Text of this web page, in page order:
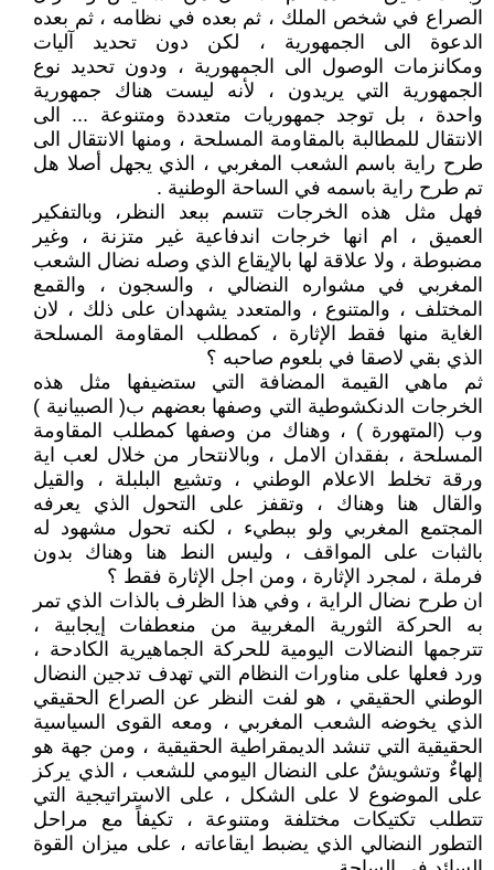
الصراع في شخص الملك ، ثم بعده في نظامه ، ثم بعده
الدعوة الى الجمهورية ، لكن دون تحديد آليات
ومكانزمات الوصول الى الجمهورية ، ودون تحديد نوع
الجمهورية التي يريدون ، لأنه ليست هناك جمهورية
واحدة ، بل توجد جمهوريات متعددة ومتنوعة ... الى
الانتقال للمطالبة بالمقاومة المسلحة ، ومنها الانتقال الى
طرح راية باسم الشعب المغربي ، الذي يجهل أصلا هل
تم طرح راية باسمه في الساحة الوطنية .
فهل مثل هذه الخرجات تتسم ببعد النظر، وبالتفكير
العميق ، ام انها خرجات اندفاعية غير متزنة ، وغير
مضبوطة ، ولا علاقة لها بالإيقاع الذي وصله نضال الشعب
المغربي في مشواره النضالي ، والسجون ، والقمع
المختلف ، والمتنوع ، والمتعدد يشهدان على ذلك ، لان
الغاية منها فقط الإثارة ، كمطلب المقاومة المسلحة
الذي بقي لاصقا في بلعوم صاحبه ؟
ثم ماهي القيمة المضافة التي ستضيفها مثل هذه
الخرجات الدنكشوطية التي وصفها بعضهم ب( الصبيانية )
وب (المتهورة ) ، وهناك من وصفها كمطلب المقاومة
المسلحة ، بفقدان الامل ، وبالانتحار من خلال لعب اية
ورقة تخلط الاعلام الوطني ، وتشيع البلبلة ، والقيل
والقال هنا وهناك ، وتقفز على التحول الذي يعرفه
المجتمع المغربي ولو ببطيء ، لكنه تحول مشهود له
بالثبات على المواقف ، وليس النط هنا وهناك بدون
فرملة ، لمجرد الإثارة ، ومن اجل الإثارة فقط ؟
ان طرح نضال الراية ، وفي هذا الظرف بالذات الذي تمر
به الحركة الثورية المغربية من منعطفات إيجابية ،
تترجمها النضالات اليومية للحركة الجماهيرية الكادحة ،
ورد فعلها على مناورات النظام التي تهدف تدجين النضال
الوطني الحقيقي ، هو لفت النظر عن الصراع الحقيقي
الذي يخوضه الشعب المغربي ، ومعه القوى السياسية
الحقيقية التي تنشد الديمقراطية الحقيقية ، ومن جهة هو
إلهاءٌ وتشويشٌ على النضال اليومي للشعب ، الذي يركز
على الموضوع لا على الشكل ، على الاستراتيجية التي
تتطلب تكتيكات مختلفة ومتنوعة ، تكيفاً مع مراحل
التطور النضالي الذي يضبط ايقاعاته ، على ميزان القوة